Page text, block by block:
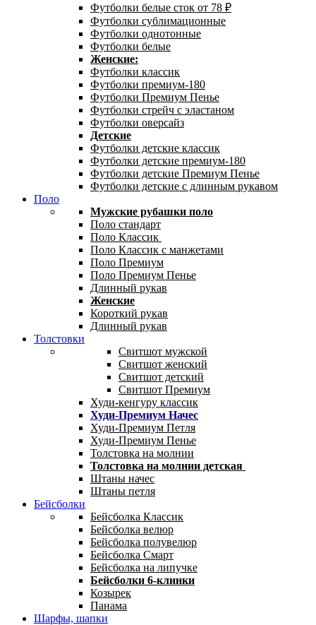
Футболки белые сток от 78 ₽
Футболки сублимационные
Футболки однотонные
Футболки белые
Женские:
Футболки классик
Футболки премиум-180
Футболки Премиум Пенье
Футболки стрейч с эластаном
Футболки оверсайз
Детские
Футболки детские классик
Футболки детские премиум-180
Футболки детские Премиум Пенье
Футболки детские с длинным рукавом
Поло
Мужские рубашки поло
Поло стандарт
Поло Классик
Поло Классик с манжетами
Поло Премиум
Поло Премиум Пенье
Длинный рукав
Женские
Короткий рукав
Длинный рукав
Толстовки
Свитшот мужской
Свитшот женский
Свитшот детский
Свитшот Премиум
Худи-кенгуру классик
Худи-Премиум Начес
Худи-Премиум Петля
Худи-Премиум Пенье
Толстовка на молнии
Толстовка на молнии детская
Штаны начес
Штаны петля
Бейсболки
Бейсболка Классик
Бейсболка велюр
Бейсболка полувелюр
Бейсболка Смарт
Бейсболка на липучке
Бейсболки 6-клинки
Козырек
Панама
Шарфы, шапки